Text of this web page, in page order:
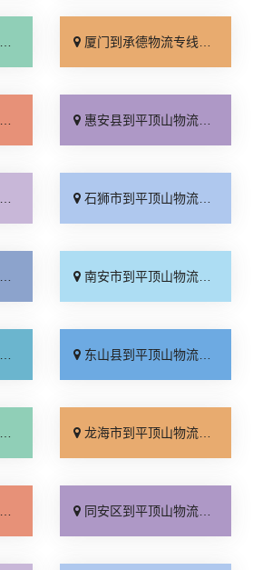
厦门到承德物流专线_专业调车「合理收费」
惠安县到平顶山物流专线_多少公里「运价实惠」
石狮市到平顶山物流专线_快运有保障「直达不中转」
南安市到平顶山物流专线_直达到站「上门取件」
东山县到平顶山物流专线_无需中转「上门取件」
龙海市到平顶山物流专线_急你所需「省事省心」
同安区到平顶山物流专线_零担配货「多久时间」